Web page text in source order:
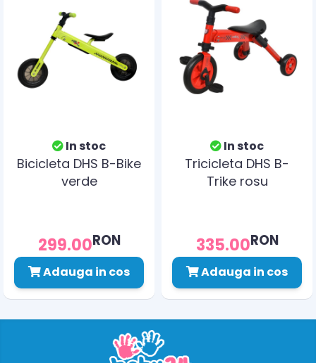
In stoc
Bicicleta DHS B-Bike
verde
299.00RON
Adauga in cos
In stoc
Tricicleta DHS B-
Trike rosu
335.00RON
Adauga in cos